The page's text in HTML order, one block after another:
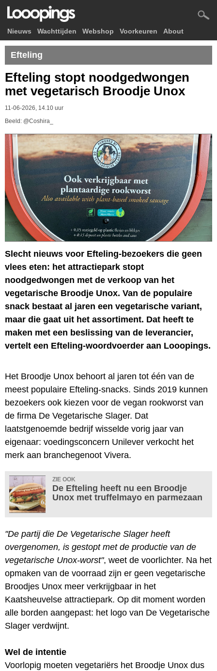
Nieuws Wachttijden Webshop Voorkeuren About
Efteling
Efteling stopt noodgedwongen
met vegetarisch Broodje Unox
11-06-2026, 14.10 uur
Beeld: @Coshira_
Slecht nieuws voor Efteling-bezoekers die geen
vlees eten: het attractiepark stopt
noodgedwongen met de verkoop van het
vegetarische Broodje Unox. Van de populaire
snack bestaat al jaren een vegetarische variant,
maar die gaat uit het assortiment. Dat heeft te
maken met een beslissing van de leverancier,
vertelt een Efteling-woordvoerder aan Looopings.
Het Broodje Unox behoort al jaren tot één van de
meest populaire Efteling-snacks. Sinds 2019 kunnen
bezoekers ook kiezen voor de vegan rookworst van
de firma De Vegetarische Slager. Dat
laatstgenoemde bedrijf wisselde vorig jaar van
eigenaar: voedingsconcern Unilever verkocht het
merk aan branchegenoot Vivera.
ZIE OOK
De Efteling heeft nu een Broodje
Unox met truffelmayo en parmezaan
"De partij die De Vegetarische Slager heeft
overgenomen, is gestopt met de productie van de
vegetarische Unox-worst", weet de voorlichter. Na het
opmaken van de voorraad zijn er geen vegetarische
Broodjes Unox meer verkrijgbaar in het
Kaatsheuvelse attractiepark. Op dit moment worden
alle borden aangepast: het logo van De Vegetarische
Slager verdwijnt.
Wel de intentie
Voorlopig moeten vegetariërs het Broodje Unox dus